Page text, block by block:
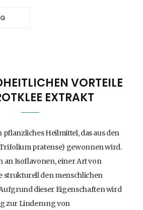
VORTEILE
EXTRAKT
pflanzliches Heilmittel, das aus den
pratense) gewonnen wird.
an Isoflavonen, einer Art von
strukturell den menschlichen
dieser Eigenschaften wird
zur Linderung von